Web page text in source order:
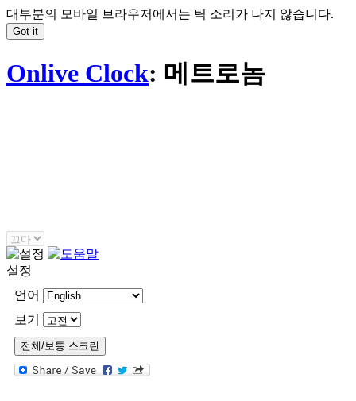
대부분의 모바일 브라우저에서는 틱 소리가 나지 않습니다.
Onlive Clock: 메트로놈
설정
언어
보기